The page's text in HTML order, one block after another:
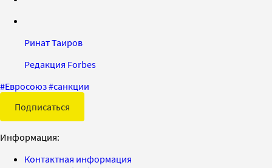
Ринат Таиров
Редакция Forbes
#Евросоюз#санкции
Подписаться
Информация:
Контактная информация